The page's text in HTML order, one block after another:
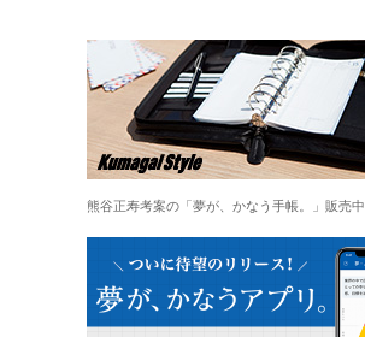
熊谷正寿考案の「夢が、かなう手帳。」販売中